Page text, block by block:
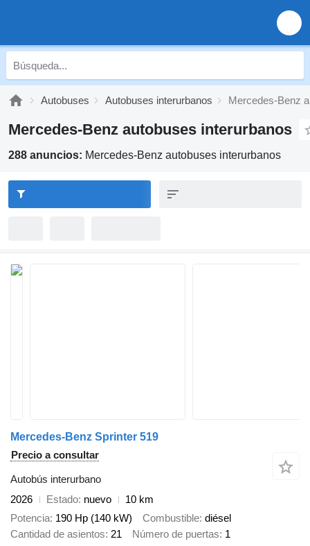
Autobuses Autobuses interurbanos Mercedes-Benz
Mercedes-Benz autobuses interurbanos
288 anuncios: Mercedes-Benz autobuses interurbanos
Mercedes-Benz Sprinter 519
Precio a consultar
Autobús interurbano
2026
Estado nuevo
10 km
Potencia 190 Hp (140 kW) Combustible diésel
Cantidad de asientos 21 Número de puertas 1